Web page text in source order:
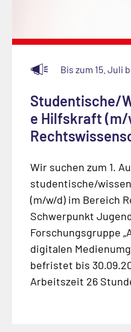
Bis zum 15. Juli
Studentische/
e Hilfskraft (m/
Wir suchen zum 1.
studentische/
(m/w/d) im Bereich
Schwerpunkt
Forschungsgruppe
digitalen
befristet bis
Arbeitszeit 26